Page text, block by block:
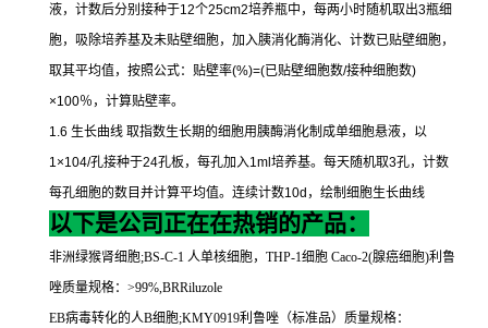
液，计数后分别接种于12个25cm2培养瓶中，每两小时随机取出3瓶细
胞，吸除培养基及未贴壁细胞，加入胰消化酶消化、计数已贴壁细胞，
取其平均值，按照公式：贴壁率(%)=(已贴壁细胞数/接种细胞数)
×100％，计算贴壁率。
1.6 生长曲线 取指数生长期的细胞用胰酶消化制成单细胞悬液，以
1×104/孔接种于24孔板，每孔加入1ml 培养基。每天随机取3孔，计数
每孔细胞的数目并计算平均值。连续计数10d ，绘制细胞生长曲线
以下是公司正在在热销的产品：
非洲绿猴肾细胞;BS-C-1 人单核细胞， THP-1细胞 Caco-2(腺癌细胞)利鲁
唑质量规格： >99%,BRRiluzole
EB病毒转化的人B细胞;KMY0919利鲁唑（标准品）质量规格：